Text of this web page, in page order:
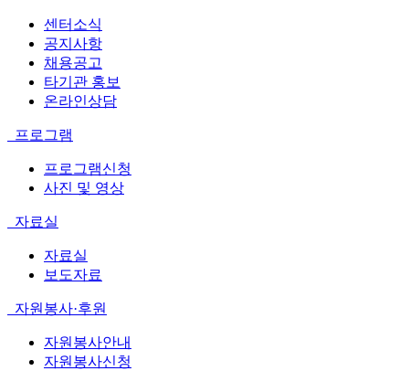
센터소식
공지사항
채용공고
타기관 홍보
온라인상담
프로그램
프로그램신청
사진 및 영상
자료실
자료실
보도자료
자원봉사·후원
자원봉사안내
자원봉사신청